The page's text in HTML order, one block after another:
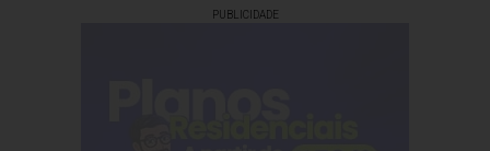
PUBLICIDADE